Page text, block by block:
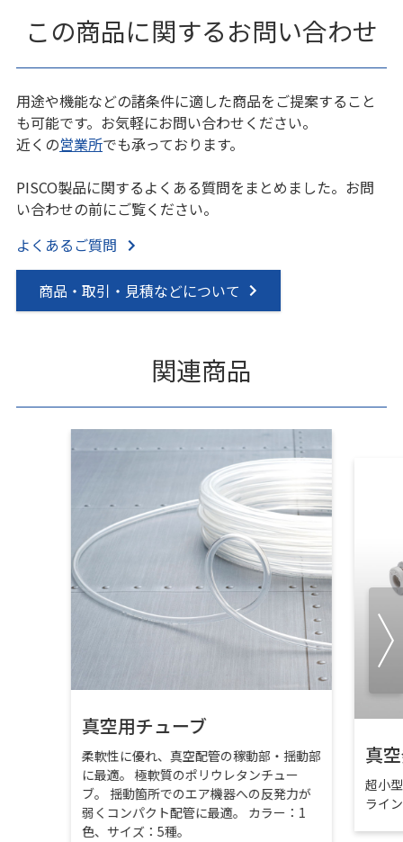
この商品に関するお問い合わせ
用途や機能などの諸条件に適した商品をご提案すること
も可能です。お気軽にお問い合わせください。
近くの営業所でも承っております。
PISCO製品に関するよくある質問をまとめました。お問
い合わせの前にご覧ください。
よくあるご質問
商品・取引・見積などについて
関連商品
真空用チューブ
柔軟性に優れ、真空配管の稼動部・揺動部
に最適。 極軟質のポリウレタンチュー
ブ。 揺動箇所でのエア機器への反発力が
弱くコンパクト配管に最適。 カラー：1
色、サイズ：5種。
真
超小
ライ